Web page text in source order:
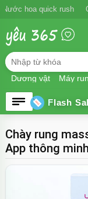
Ngăn xuất tinh sớm
Dương vật Máy
Flash
Chày rung
App thông minh